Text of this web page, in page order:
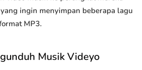
ingin menyimpan beberapa lagu
MP3.
Musik Videyo